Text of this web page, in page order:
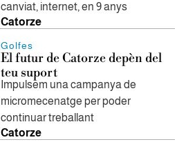
canviat, internet, en 9 anys
Catorze
Golfes
El futur de Catorze depèn del
teu suport
Impulsem una campanya de
micromecenatge per poder
continuar treballant
Catorze